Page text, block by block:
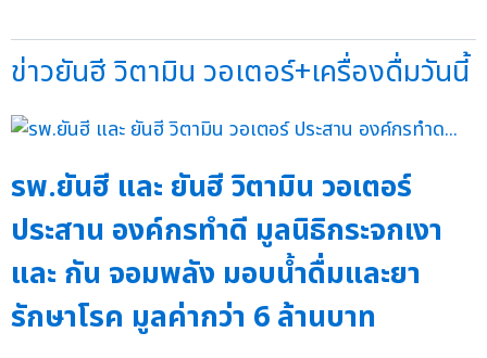
ข่าวยันฮี วิตามิน วอเตอร์+เครื่องดื่มวันนี้
รพ.ยันฮี และ ยันฮี วิตามิน วอเตอร์
ประสาน องค์กรทำดี มูลนิธิกระจกเงา
และ กัน จอมพลัง มอบน้ำดื่มและยา
รักษาโรค มูลค่ากว่า 6 ล้านบาท